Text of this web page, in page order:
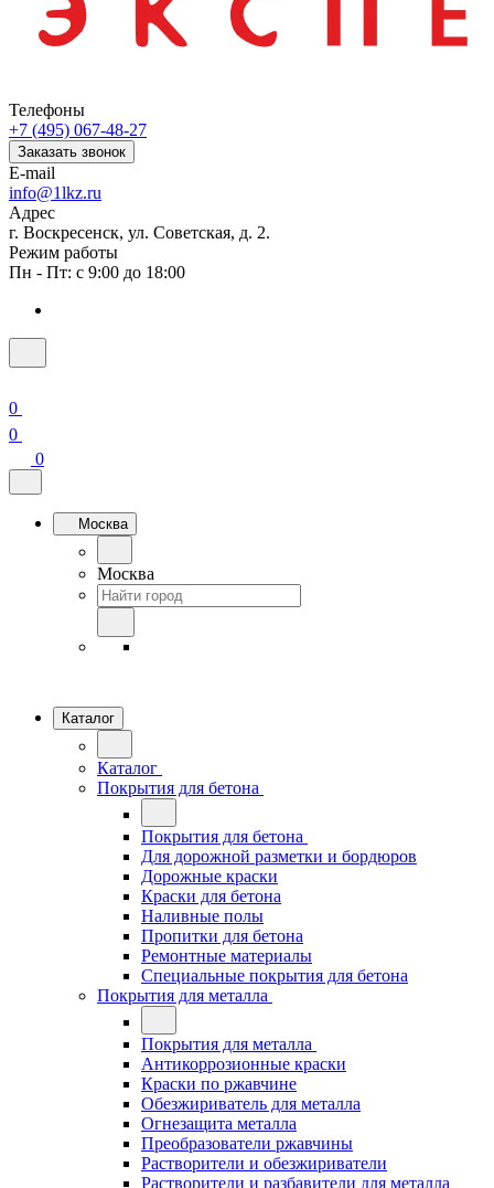
Телефоны
+7 (495) 067-48-27
Заказать звонок
E-mail
info@1lkz.ru
Адрес
г. Воскресенск, ул. Советская, д. 2.
Режим работы
Пн - Пт: с 9:00 до 18:00
0
0
0
Москва
Москва
Каталог
Каталог
Покрытия для бетона
Покрытия для бетона
Для дорожной разметки и бордюров
Дорожные краски
Краски для бетона
Наливные полы
Пропитки для бетона
Ремонтные материалы
Специальные покрытия для бетона
Покрытия для металла
Покрытия для металла
Антикоррозионные краски
Краски по ржавчине
Обезжириватель для металла
Огнезащита металла
Преобразователи ржавчины
Растворители и обезжириватели
Растворители и разбавители для металла